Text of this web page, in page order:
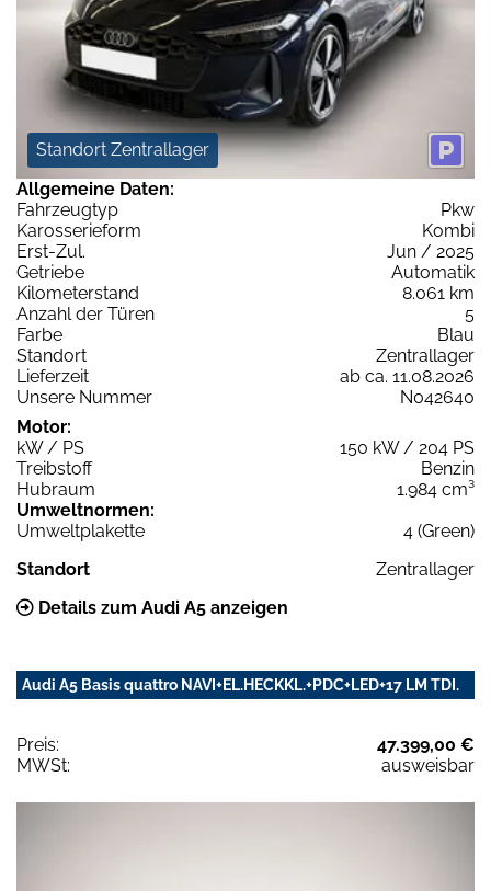
Standort Zentrallager
Allgemeine Daten:
Fahrzeugtyp
Pkw
Karosserieform
Kombi
Erst-Zul.
Jun / 2025
Getriebe
Automatik
Kilometerstand
8.061 km
Anzahl der Türen
5
Farbe
Blau
Standort
Zentrallager
Lieferzeit
ab ca. 11.08.2026
Unsere Nummer
N042640
Motor:
kW / PS
150 kW / 204 PS
Treibstoff
Benzin
Hubraum
1.984 cm³
Umweltnormen:
Umweltplakette
4 (Green)
Standort
Zentrallager
Details zum Audi A5 anzeigen
Audi A5 Basis quattro NAVI+EL.HECKKL.+PDC+LED+17 LM TDI.
Preis:
47.399,00 €
MWSt:
ausweisbar